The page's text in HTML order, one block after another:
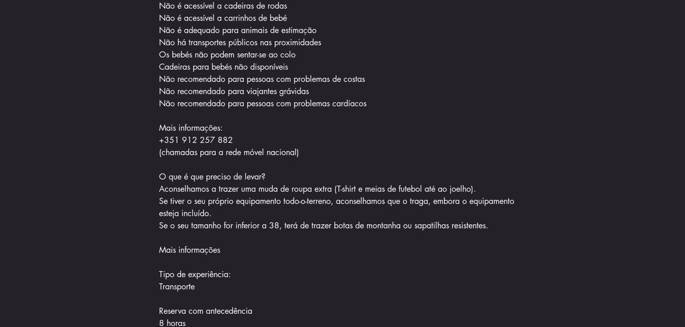
Não é acessível a cadeiras de rodas
Não é acessível a carrinhos de bebé
Não é adequado para animais de estimação
Não há transportes públicos nas proximidades
Os bebés não podem sentar-se ao colo
Cadeiras para bebés não disponíveis
Não recomendado para pessoas com problemas de costas
Não recomendado para viajantes grávidas
Não recomendado para pessoas com problemas cardíacos
Mais informações:
+351 912 257 882
(chamadas para a rede móvel nacional)
O que é que preciso de levar?
Aconselhamos a trazer uma muda de roupa extra (T-shirt e meias de futebol até ao joelho).
Se tiver o seu próprio equipamento todo-o-terreno, aconselhamos que o traga, embora o equipamento
esteja incluído.
Se o seu tamanho for inferior a 38, terá de trazer botas de montanha ou sapatilhas resistentes.
Mais informações
Tipo de experiência:
Transporte
Reserva com antecedência
8 horas